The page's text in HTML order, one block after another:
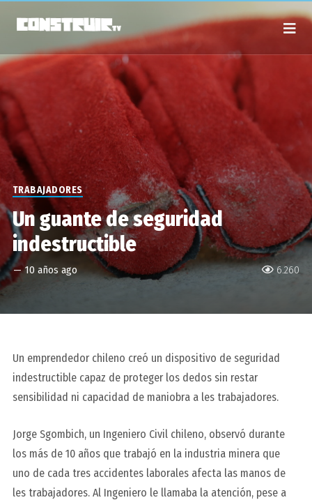
6.260
TRABAJADORES
Un guante de seguridad
indestructible
— 10 años ago
Un emprendedor chileno creó un dispositivo de seguridad
indestructible capaz de proteger los dedos sin restar
sensibilidad ni capacidad de maniobra a les trabajadores.
Jorge Sgombich, un Ingeniero Civil chileno, observó durante
los más de 10 años que trabajó en la industria minera que
uno de cada tres accidentes laborales afecta las manos de
les trabajadores. Al Ingeniero le llamaba la atención, pese a